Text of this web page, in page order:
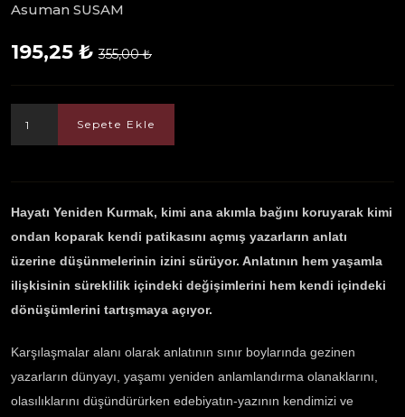
Asuman SUSAM
195,25 ₺ 355,00 ₺
Sepete Ekle
Hayatı Yeniden Kurmak, kimi ana akımla bağını koruyarak kimi
ondan koparak kendi patikasını açmış yazarların anlatı
üzerine düşünmelerinin izini sürüyor. Anlatının hem yaşamla
ilişkisinin süreklilik içindeki değişimlerini hem kendi içindeki
dönüşümlerini tartışmaya açıyor.
Karşılaşmalar alanı olarak anlatının sınır boylarında gezinen
yazarların dünyayı, yaşamı yeniden anlamlandırma olanaklarını,
olasılıklarını düşündürürken edebiyatın-yazının kendimizi ve